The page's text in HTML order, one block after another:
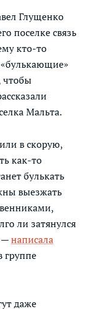
Глущенко
поселке связь
кто-то
чтобы
Мальта.
в скорую,
как-то
булькать
выезжать
ли затянулся
—написала
группе
даже